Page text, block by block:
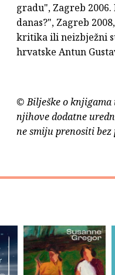
gradu", Zagreb
danas?", Zagreb
kritika ili neizbježni
hrvatske Antun
© Bilješke o
njihove dodatne
ne smiju prenositi